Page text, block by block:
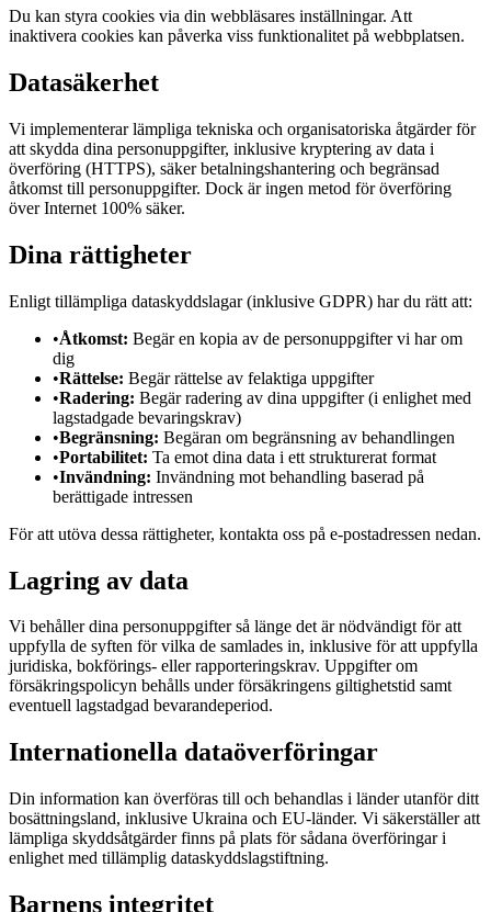
Du kan styra cookies via din webbläsares inställningar. Att
inaktivera cookies kan påverka viss funktionalitet på webbplatsen.
Datasäkerhet
Vi implementerar lämpliga tekniska och organisatoriska åtgärder för
att skydda dina personuppgifter, inklusive kryptering av data i
överföring (HTTPS), säker betalningshantering och begränsad
åtkomst till personuppgifter. Dock är ingen metod för överföring
över Internet 100% säker.
Dina rättigheter
Enligt tillämpliga dataskyddslagar (inklusive GDPR) har du rätt att:
•Åtkomst: Begär en kopia av de personuppgifter vi har om
dig
•Rättelse: Begär rättelse av felaktiga uppgifter
•Radering: Begär radering av dina uppgifter (i enlighet med
lagstadgade bevaringskrav)
•Begränsning: Begäran om begränsning av behandlingen
•Portabilitet: Ta emot dina data i ett strukturerat format
•Invändning: Invändning mot behandling baserad på
berättigade intressen
För att utöva dessa rättigheter, kontakta oss på e-postadressen nedan.
Lagring av data
Vi behåller dina personuppgifter så länge det är nödvändigt för att
uppfylla de syften för vilka de samlades in, inklusive för att uppfylla
juridiska, bokförings- eller rapporteringskrav. Uppgifter om
försäkringspolicyn behålls under försäkringens giltighetstid samt
eventuell lagstadgad bevarandeperiod.
Internationella dataöverföringar
Din information kan överföras till och behandlas i länder utanför ditt
bosättningsland, inklusive Ukraina och EU-länder. Vi säkerställer att
lämpliga skyddsåtgärder finns på plats för sådana överföringar i
enlighet med tillämplig dataskyddslagstiftning.
Barnens integritet